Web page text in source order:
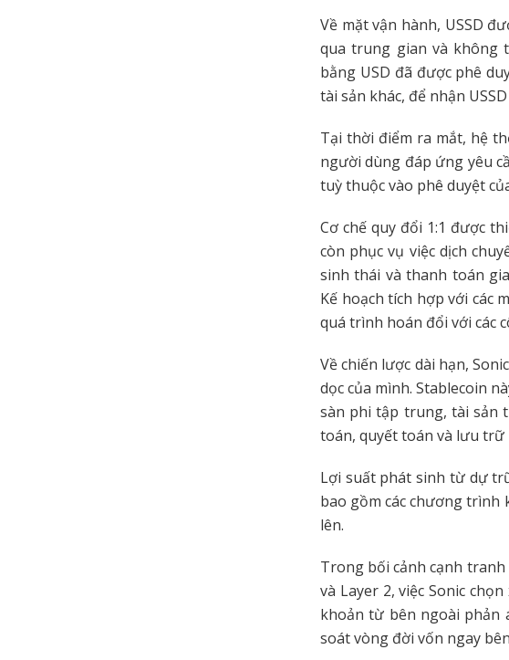
Về mặt vận hành, USSD
qua trung gian và không
bằng USD đã được phê
tài sản khác, để nhận
Tại thời điểm ra mắt, hệ
người dùng đáp ứng yêu
tuỳ thuộc vào phê duyệt
Cơ chế quy đổi 1:1 được
còn phục vụ việc dịch
sinh thái và thanh toán
Kế hoạch tích hợp với các
quá trình hoán đổi với các
Về chiến lược dài hạn,
dọc của mình. Stablecoin
sàn phi tập trung, tài sản
toán, quyết toán và lưu trữ
Lợi suất phát sinh từ dự
bao gồm các chương trình
lên.
Trong bối cảnh cạnh tranh
và Layer 2, việc Sonic
khoản từ bên ngoài phản
soát vòng đời vốn ngay